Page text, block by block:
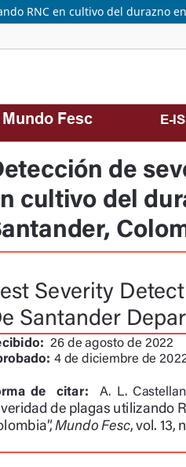
RNC en cultivo del durazno